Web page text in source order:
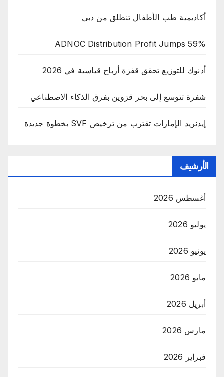
أكاديمية طب الأطفال تنطلق من دبي
ADNOC Distribution Profit Jumps 59%
أدنوك للتوزيع تحقق قفزة أرباح قياسية في 2026
شفرة تتوسع إلى بحر قزوين بفرق الذكاء الاصطناعي
إيدنريد الإمارات تقترب من ترخيص SVF بخطوة جديدة
الأرشيف
أغسطس 2026
يوليو 2026
يونيو 2026
مايو 2026
أبريل 2026
مارس 2026
فبراير 2026